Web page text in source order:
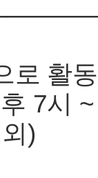
로 활
7시
)